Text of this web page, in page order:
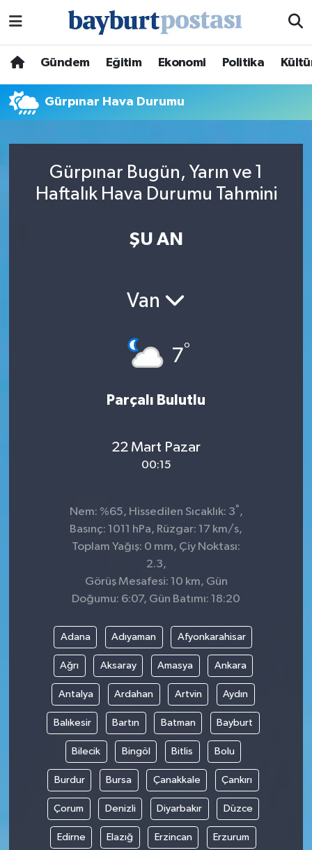
Gündem Eğitim Ekonomi Politika
Gürpınar Hava Durumu
Gürpınar Bugün, Yarın ve 1
Haftalık Hava Durumu Tahmini
ŞU AN
Van
7°
Parçalı Bulutlu
22 Mart Pazar
00:15
Nem: %65, Hissedilen Sıcaklık: 3° ,
Basınç: 1011 hPa, Rüzgar: 17 km/s,
Toplam Yağış: 0 mm, Çiy Noktası:
2.3,
Görüş Mesafesi: 10 km, Gün
Doğumu: 6:07, Gün Batımı: 18:20
Adana Adıyaman Afyonkarahisar
Ağrı Aksaray Amasya Ankara
Antalya Ardahan Artvin Aydın
Balıkesir Bartın Batman Bayburt
Bilecik Bingöl Bitlis Bolu
Burdur Bursa Çanakkale Çankırı
Çorum Denizli Diyarbakır Düzce
Edirne Elazığ Erzincan Erzurum
Hava Durumu
Süper Lig Puan Durumu ve Fikstür